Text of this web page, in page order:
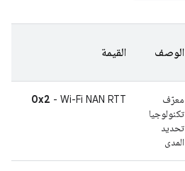
الوصف القيمة
معرّف
تكنولوجيا
تحديد
المدى
0x2 - Wi-Fi NAN RTT